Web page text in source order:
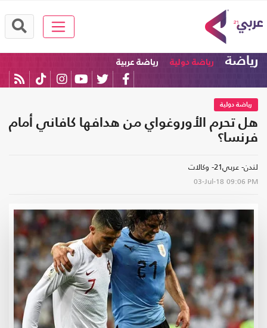
رياضة رياضة دولية رياضة عربية
رياضة دولية
هل تحرم الأوروغواي من هدافها كافاني أمام
فرنسا؟
لندن- عربي21- وكالات
03-Jul-18 09:06 PM